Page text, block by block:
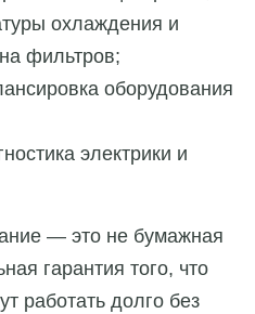
охлаждения и
фильтров;
оборудования
электрики и
— это не бумажная
гарантия того, что
работать долго без